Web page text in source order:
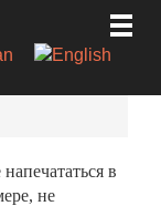
в
не